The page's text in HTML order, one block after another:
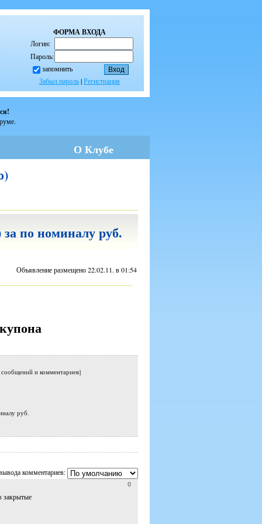
ФОРМА ВХОДА
Логин:
Пароль:
запомнить
Забыл пароль|Регистрация
О Клубе
по номиналу руб.
Объявление размещено 22.02.11. в 01:54
и комментариев]
руб.
комментариев:
0
закрытые